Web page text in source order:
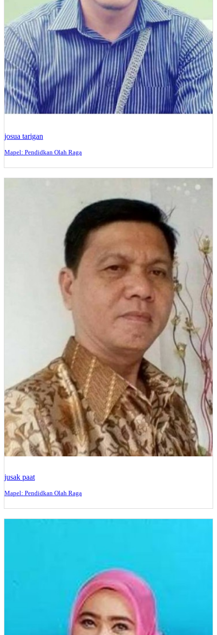
josua tarigan
Mapel: Pendidkan Olah Raga
jusak paat
Mapel: Pendidkan Olah Raga